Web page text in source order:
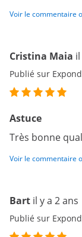
Voir le commentaire
Cristina Maia
Publié sur
Astuce
Très bonne
Voir le commentaire
Bart il y a 2 ans
Publié sur